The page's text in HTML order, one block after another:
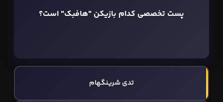
پست تخصصی کدام بازیکن "هافبک" است؟
تدی شرینگهام